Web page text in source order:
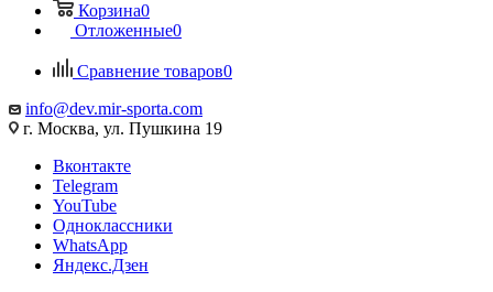
Корзина0
Отложенные0
Сравнение товаров0
info@dev.mir-sporta.com
г. Москва, ул. Пушкина 19
Вконтакте
Telegram
YouTube
Одноклассники
WhatsApp
Яндекс.Дзен